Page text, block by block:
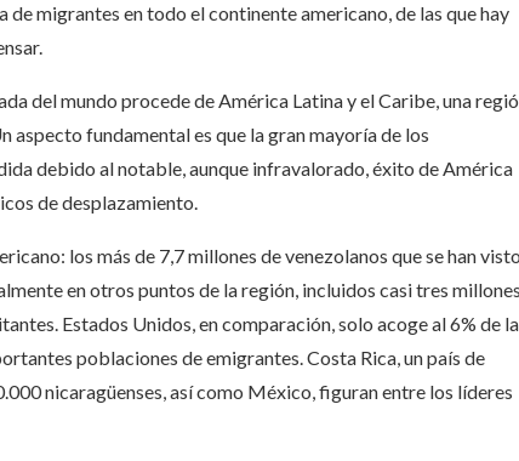
migrantes en todo el continente americano, de las que hay
del mundo procede de América Latina y el Caribe, una
aspecto fundamental es que la gran mayoría de los
debido al notable, aunque infravalorado, éxito de América
de desplazamiento.
los más de 7,7 millones de venezolanos que se han visto
en otros puntos de la región, incluidos casi tres millones
Estados Unidos, en comparación, solo acoge al 6% de la
poblaciones de emigrantes. Costa Rica, un país de
nicaragüenses, así como México, figuran entre los líderes